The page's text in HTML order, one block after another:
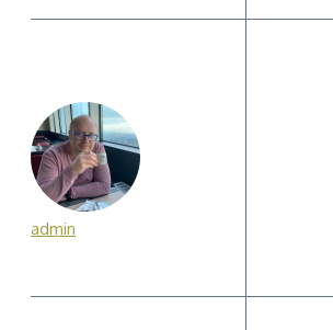
admin